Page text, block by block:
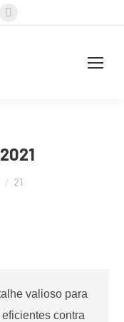
21
valioso para
contra